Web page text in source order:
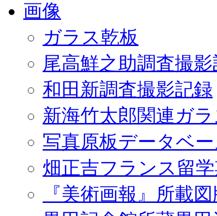
画像
ガラス乾板
尾高鮮之助調査撮
和田新調査撮影記録
新海竹太郎関連ガ
写真原板データベ
畑正吉フランス留
『美術画報』所載